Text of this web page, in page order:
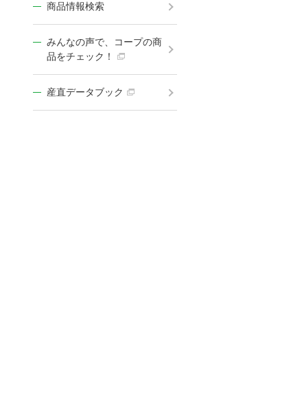
商品情報検索
みんなの声で、コープの商
品をチェック！
産直データブック